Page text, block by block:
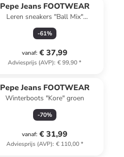
Pepe Jeans FOOTWEAR
Leren sneakers "Ball Mix"
lichtbruin/donkerblauw/wit
-61%
vanaf: € 37,99
Adviesprijs (AVP): € 99,90*
Pepe Jeans FOOTWEAR
Winterboots "Kore" groen
-70%
vanaf: € 31,99
Adviesprijs (AVP): € 110,00*